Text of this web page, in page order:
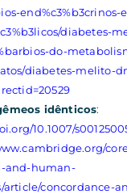
end%c3%b3crinos-
diabetes-
do-
diabetes-melito-
idênticos:
10.1007/
and-human-
article/concordance-